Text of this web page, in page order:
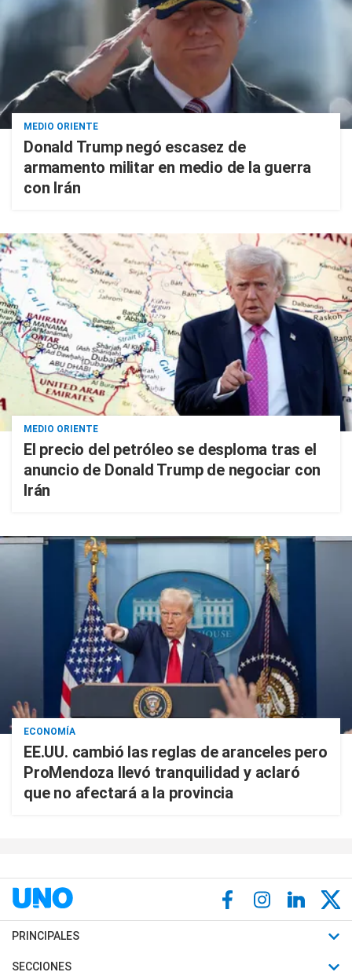
MEDIO ORIENTE
Donald Trump negó escasez de
armamento militar en medio de la guerra
con Irán
MEDIO ORIENTE
El precio del petróleo se desploma tras el
anuncio de Donald Trump de negociar con
Irán
ECONOMÍA
EE.UU. cambió las reglas de aranceles pero
ProMendoza llevó tranquilidad y aclaró
que no afectará a la provincia
PRINCIPALES
Últimas Noticias
SECCIONES